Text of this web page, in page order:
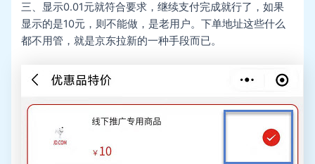
三、显示0.01元就符合要求，继续支付完成就行了，如果
显示的是10元，则不能做，是老用户。下单地址这些什么
都不用管，就是京东拉新的一种手段而已。